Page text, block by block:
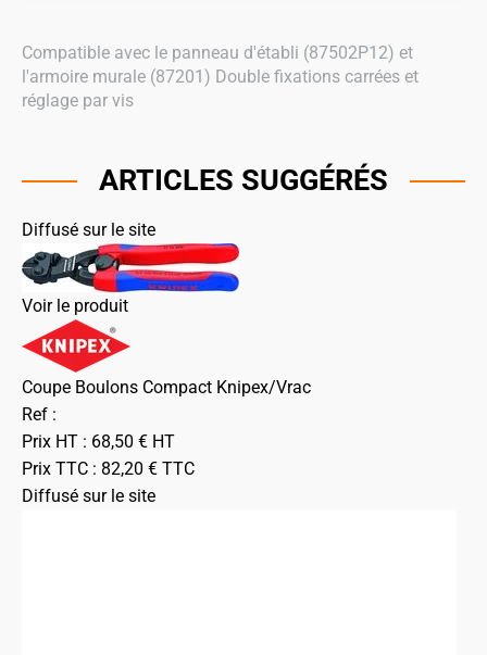
Compatible avec le panneau d'établi (87502P12) et
l'armoire murale (87201) Double fixations carrées et
réglage par vis
ARTICLES SUGGÉRÉS
Diffusé sur le site
Voir le produit
Coupe Boulons Compact Knipex/Vrac
Ref :
Prix HT : 68,50 € HT
Prix TTC : 82,20 € TTC
Diffusé sur le site